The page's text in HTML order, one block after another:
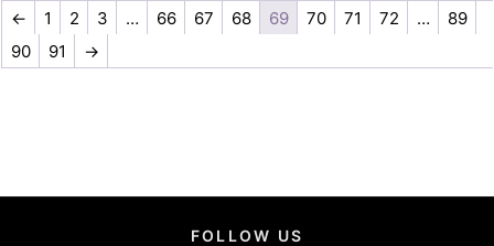
← 1 2 3 … 66 67 68 69 70 71 72 …
89
90
91 →
FOLLOW US